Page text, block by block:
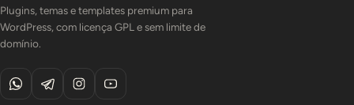
Plugins, temas e templates premium para
WordPress, com licença GPL e sem limite de
domínio.